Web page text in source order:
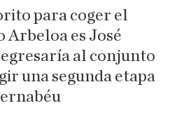
para coger el
Arbeloa es José
al conjunto
una segunda etapa